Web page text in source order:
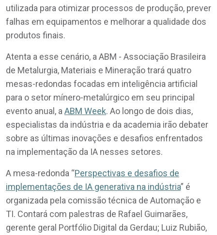
utilizada para otimizar processos de produção, prever
falhas em equipamentos e melhorar a qualidade dos
produtos finais.
Atenta a esse cenário, a ABM - Associação Brasileira
de Metalurgia, Materiais e Mineração trará quatro
mesas-redondas focadas em inteligência artificial
para o setor mínero-metalúrgico em seu principal
evento anual, a ABM Week. Ao longo de dois dias,
especialistas da indústria e da academia irão debater
sobre as últimas inovações e desafios enfrentados
na implementação da IA nesses setores.
A mesa-redonda “Perspectivas e desafios de
implementações de IA generativa na indústria” é
organizada pela comissão técnica de Automação e
TI. Contará com palestras de Rafael Guimarães,
gerente geral Portfólio Digital da Gerdau; Luiz Rubião,